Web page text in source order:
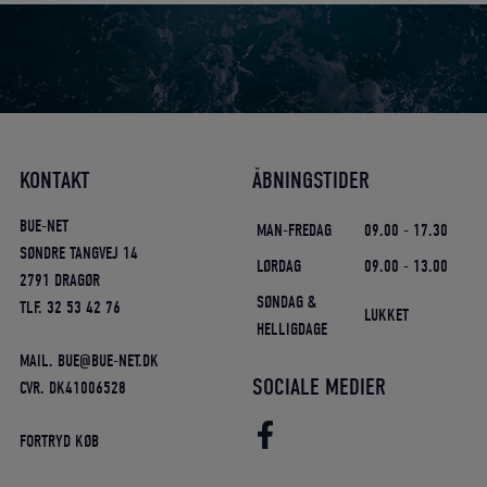
KONTAKT
BUE-NET
SØNDRE TANGVEJ 14
2791 DRAGØR
TLF. 32 53 42 76
MAIL. BUE@BUE-NET.DK
CVR. DK41006528
FORTRYD KØB
ÅBNINGSTIDER
MAN-FREDAG
09.00 - 17.30
LØRDAG
09.00 - 13.00
SØNDAG &
HELLIGDAGE
LUKKET
SOCIALE MEDIER